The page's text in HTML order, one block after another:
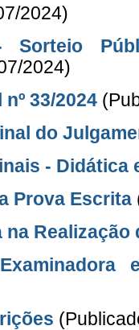
2024)
Sorteio
2024)
33/2024
do
- Didática
Prova Escrita
Realização